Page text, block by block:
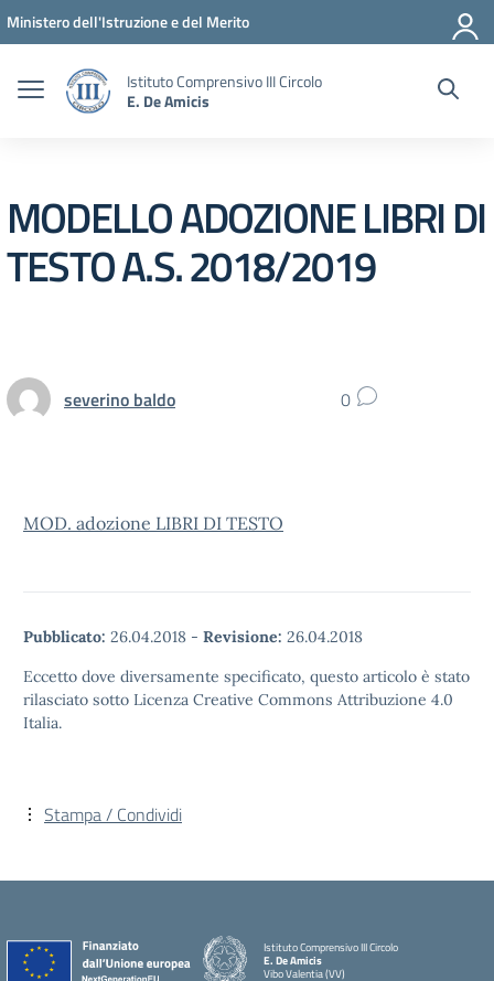
Vai ai contenuti
Vai al menu di navigazione
Vai al footer
Ministero dell'Istruzione e del Merito
Istituto Comprensivo III Circolo
E. De Amicis
MODELLO ADOZIONE LIBRI DI
TESTO A.S. 2018/2019
severino baldo 0
MOD. adozione LIBRI DI TESTO
Pubblicato: 26.04.2018 - Revisione: 26.04.2018
Eccetto dove diversamente specificato, questo articolo è stato
rilasciato sotto Licenza Creative Commons Attribuzione 4.0
Italia.
Stampa / Condividi
Istituto Comprensivo III Circolo
E. De Amicis
Vibo Valentia (VV)